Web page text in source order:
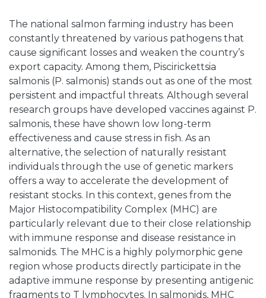
The national salmon farming industry has been
constantly threatened by various pathogens that
cause significant losses and weaken the country’s
export capacity. Among them, Piscirickettsia
salmonis (P. salmonis) stands out as one of the most
persistent and impactful threats. Although several
research groups have developed vaccines against P.
salmonis, these have shown low long-term
effectiveness and cause stress in fish. As an
alternative, the selection of naturally resistant
individuals through the use of genetic markers
offers a way to accelerate the development of
resistant stocks. In this context, genes from the
Major Histocompatibility Complex (MHC) are
particularly relevant due to their close relationship
with immune response and disease resistance in
salmonids. The MHC is a highly polymorphic gene
region whose products directly participate in the
adaptive immune response by presenting antigenic
fragments to T lymphocytes. In salmonids, MHC